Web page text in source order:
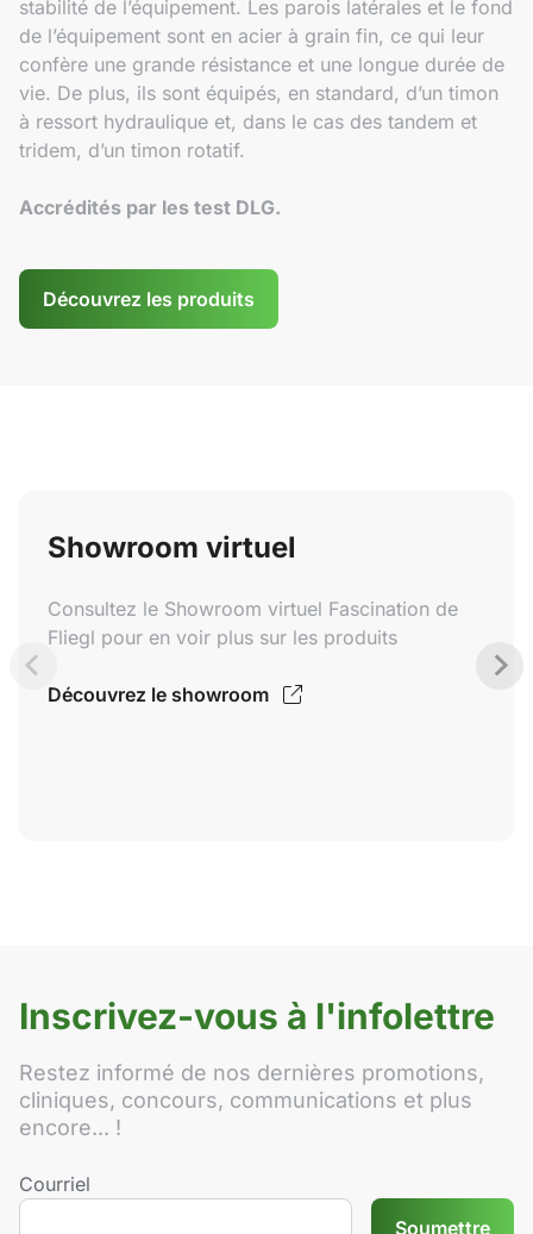
stabilité de l’équipement. Les parois latérales et le fond
de l’équipement sont en acier à grain fin, ce qui leur
confère une grande résistance et une longue durée de
vie. De plus, ils sont équipés, en standard, d’un timon
à ressort hydraulique et, dans le cas des tandem et
tridem, d’un timon rotatif.
Accrédités par les test DLG.
Découvrez les produits
Showroom virtuel
Consultez le Showroom virtuel Fascination de
Fliegl pour en voir plus sur les produits
Découvrez le showroom
Inscrivez-vous à l'infolettre
Restez informé de nos dernières promotions,
cliniques, concours, communications et plus
encore... !
Courriel